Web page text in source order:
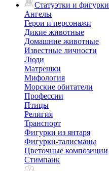
Статуэтки и фигурки
Ангелы
Герои и персонажи
Дикие животные
Домашние животные
Известные личности
Люди
Матрешки
Мифология
Морские обитатели
Профессии
Птицы
Религия
Транспорт
Фигурки из янтаря
Фигурки-талисманы
Цветочные композиции
Стимпанк